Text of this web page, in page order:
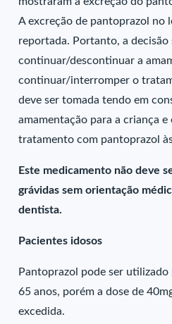
A excreção de pantoprazol no
reportada. Portanto, a decisão
continuar/descontinuar a
continuar/interromper o
deve ser tomada tendo em
amamentação para a criança
tratamento com pantoprazol
Este medicamento não deve
grávidas sem orientação
dentista.
Pacientes idosos
Pantoprazol pode ser utilizado
65 anos, porém a dose de
excedida.